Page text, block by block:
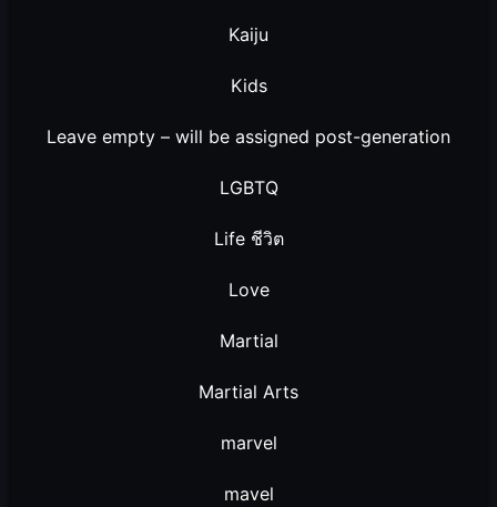
Kaiju
Kids
Leave empty – will be assigned post-generation
LGBTQ
Life ชีวิต
Love
Martial
Martial Arts
marvel
mavel